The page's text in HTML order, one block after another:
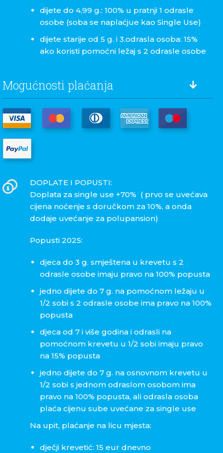
dijete do 4,99 g.: 100% u pratnji 1 odrasle
osobe (soba se naplaćjue kao Single Use)
dijete starije od 5 g. i 3.odrasla osoba: 15%
ako koristi pomoćni ležaj s 2 odrasle osobe
Mogućnosti plaćanja
DOPLATE I POPUSTI:
Doplata za single use +70% ( prvo se uvećava
cijena noćenje s doručkom za 10%, a onda
dodaje uvećanje za polupansion)
Popusti 2025:
djeca do 3 g. smještena u krevetu s 2
odrasle osobe imaju pravo na 100% popusta
jedno dijete do 7 g. na pomoćnom ležaju u
1/2 sobi s 2 odrasle osobe ima pravo na 100%
popusta
djeca od 7 i više godina i odrasli na
pomoćnom krevetu u 1/2 sobi imaju pravo
na 15% popusta
jedno dijete do 7 g. na osnovnom krevetu u
1/2 sobi s jednom odraslom osobom ima
pravo na 100% popusta, ali odrasla osoba
plaća cijenu sube uvećane za single use
Na upit, plaćanje na licu mjesta:
dječji krevetić: 15 eur dnevno